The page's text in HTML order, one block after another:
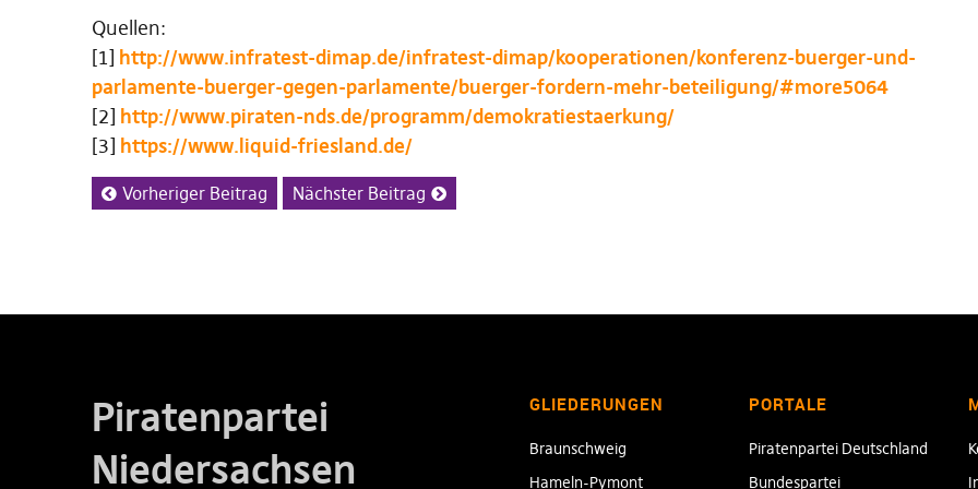
Quellen:
[1] http://www.infratest-dimap.de/infratest-dimap/kooperationen/konferenz-buerger-und-
parlamente-buerger-gegen-parlamente/buerger-fordern-mehr-beteiligung/#more5064
[2] http://www.piraten-nds.de/programm/demokratiestaerkung/
[3] https://www.liquid-friesland.de/
Vorheriger Beitrag Nächster Beitrag
Piratenpartei
Niedersachsen
GLIEDERUNGEN
Braunschweig
Hameln-Pymont
PORTALE
Piratenpartei Deutschland
Bundespartei